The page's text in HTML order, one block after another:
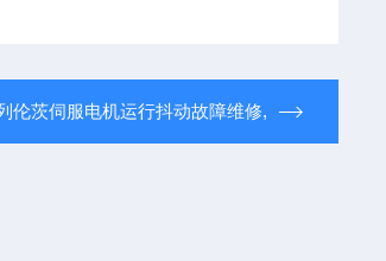
伦茨伺服电机运行抖动故障维修,